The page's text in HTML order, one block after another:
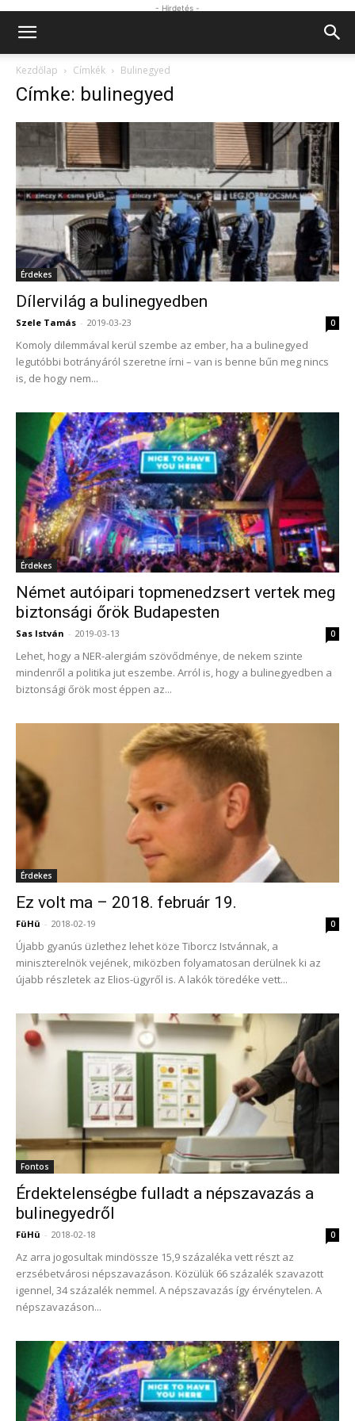
- Hirdetés -
Kezdőlap Címkék Bulinegyed
Címke: bulinegyed
Érdekes
Dílervilág a bulinegyedben
Szele Tamás - 2019-03-23 0
Komoly dilemmával kerül szembe az ember, ha a bulinegyed
legutóbbi botrányáról szeretne írni – van is benne bűn meg nincs
is, de hogy nem...
Érdekes
Német autóipari topmenedzsert vertek meg
biztonsági őrök Budapesten
Sas István - 2019-03-13 0
Lehet, hogy a NER-alergiám szövődménye, de nekem szinte
mindenről a politika jut eszembe. Arról is, hogy a bulinegyedben a
biztonsági őrök most éppen az...
Érdekes
Ez volt ma – 2018. február 19.
FüHü - 2018-02-19 0
Újabb gyanús üzlethez lehet köze Tiborcz Istvánnak, a
miniszterelnök vejének, miközben folyamatosan derülnek ki az
újabb részletek az Elios-ügyről is. A lakók töredéke vett...
Fontos
Érdektelenségbe fulladt a népszavazás a
bulinegyedről
FüHü - 2018-02-18 0
Az arra jogosultak mindössze 15,9 százaléka vett részt az
erzsébetvárosi népszavazáson. Közülük 66 százalék szavazott
igennel, 34 százalék nemmel. A népszavazás így érvénytelen. A
népszavazáson...